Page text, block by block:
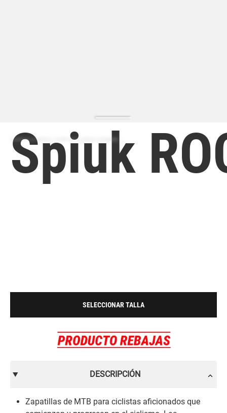
ZAPATILLA MODA | ZAPATILLA MODA HOMBRE
Spiuk
SELECCIONAR TALLA
DESCRIPCIÓN
Zapatillas de MTB para ciclistas aficionados que